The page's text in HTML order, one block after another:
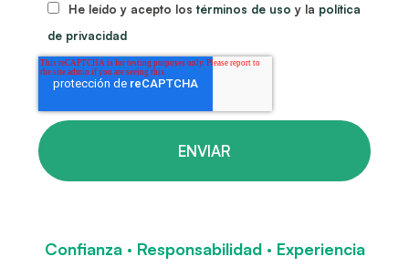
He leído y acepto lostérminos de uso y la política
de privacidad
Confianza · Responsabilidad · Experiencia